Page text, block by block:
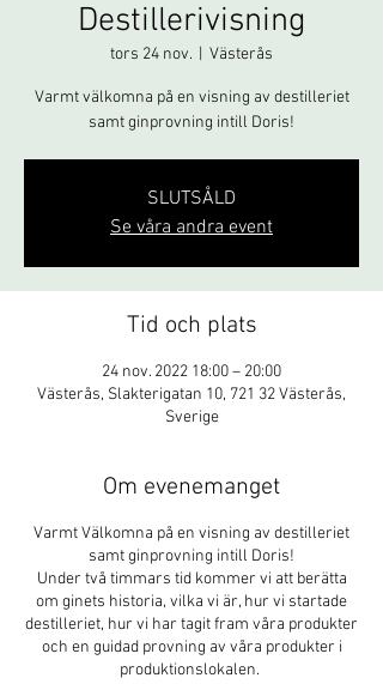
Destillerivisning
tors 24 nov. Västerås
Varmt välkomna på en visning av destilleriet
samt ginprovning intill Doris!
SLUTSÅLD
Se våra andra event
Tid och plats
24 nov. 2022 18:00 – 20:00
Västerås, Slakterigatan 10, 721 32 Västerås,
Sverige
Om evenemanget
Varmt Välkomna på en visning av destilleriet
samt ginprovning intill Doris!
Under två timmars tid kommer vi att berätta
om ginets historia, vilka vi är, hur vi startade
destilleriet, hur vi har tagit fram våra produkter
och en guidad provning av våra produkter i
produktionslokalen.